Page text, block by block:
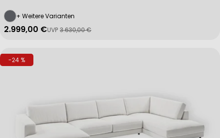
+ Weitere Varianten
Verkaufspreis
2.999,00 €
Regulärer Preis
UVP 3.630,00 €
-24 %